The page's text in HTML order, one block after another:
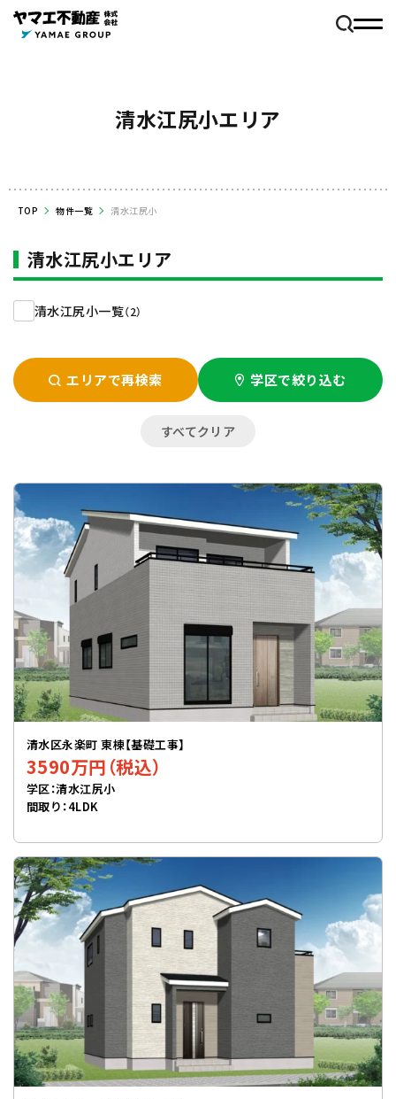
清水江尻小エリア
TOP 物件一覧 清水江尻小
清水江尻小エリア
清水江尻小一覧（2）
エリアで再検索 学区で絞り込む
すべてクリア
清水区永楽町 東棟【基礎工事】
3590万円（税込）
学区：清水江尻小
間取り：4LDK